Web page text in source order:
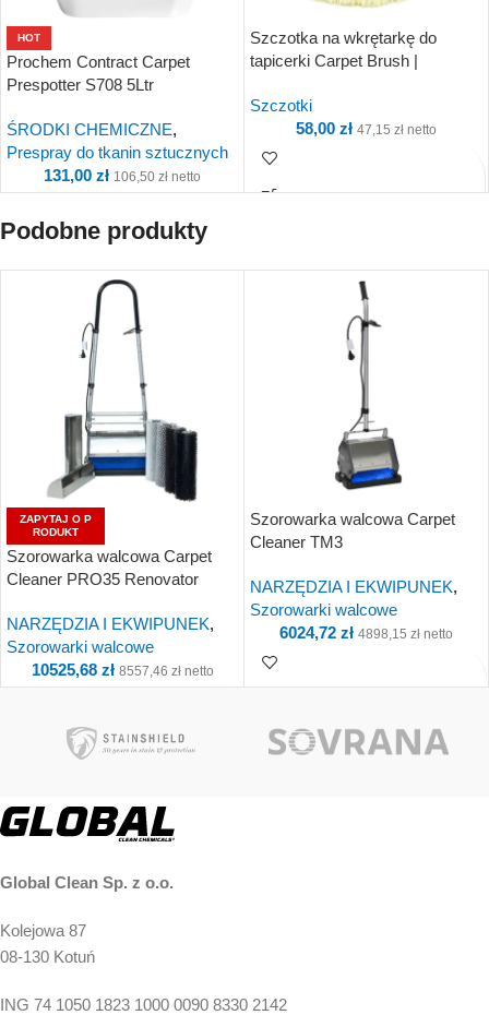
HOT
Prochem Contract Carpet
Prespotter S708 5Ltr
ŚRODKI CHEMICZNE,
Prespray do tkanin sztucznych
131,00 zł 106,50 zł netto
Kup i otrzymaj 13
Punkty!
Szczotka na wkrętarkę do
tapicerki Carpet Brush |
Szczotki
58,00 zł 47,15 złnetto
Podobne produkty
ZAPYTAJ O P
RODUKT
Szorowarka walcowa Carpet
Cleaner PRO35 Renovator
NARZĘDZIA I EKWIPUNEK,
Szorowarki walcowe
10525,68 zł 8557,46 złnetto
Kup i otrzymaj 1 053
Szorowarka walcowa Carpet
Cleaner TM3
NARZĘDZIA I EKWIPUNEK,
Szorowarki walcowe
6024,72 zł 4898,15 złnetto
Punkty!
Global Clean Sp. z o.o.
Kolejowa 87
08-130 Kotuń
ING 74 1050 1823 1000 0090 8330 2142